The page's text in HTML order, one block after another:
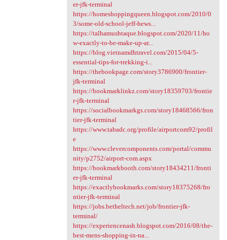
er-jfk-terminal
https://homeshoppingqueen.blogspot.com/2010/0
3/some-old-school-jeff-hews...
https://talhamushtaque.blogspot.com/2020/11/ho
w-exactly-to-be-make-up-ar...
https://blog.vietnamdhtravel.com/2015/04/5-
essential-tips-for-trekking-i...
https://thebookpage.com/story3786900/frontier-
jfk-terminal
https://bookmarklinkz.com/story18359703/frontie
r-jfk-terminal
https://socialbookmarkgs.com/story18468566/fron
tier-jfk-terminal
https://www.tabadc.org/profile/airportcom92/profil
e
https://www.clevercomponents.com/portal/commu
nity/p2752/airport-com.aspx
https://bookmarkbooth.com/story18434211/fronti
er-jfk-terminal
https://exactlybookmarks.com/story18375268/fro
ntier-jfk-terminal
https://jobs.betheltech.net/job/frontier-jfk-
terminal/
https://experiencenash.blogspot.com/2016/08/the-
best-mens-shopping-in-na...